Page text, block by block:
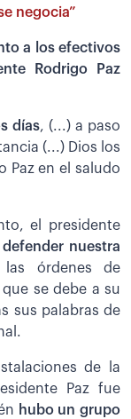
negocia”
a los efectivos
Rodrigo Paz
días, (...) a paso
(...) Dios los
Paz en el saludo
el presidente
nuestra
órdenes de
se debe a su
sus palabras de
de la
Paz fue
hubo un grupo